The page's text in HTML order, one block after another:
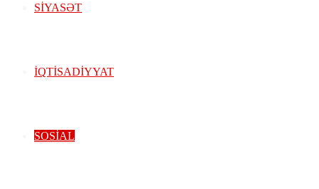
SIYASƏT
İQTISADIYYAT
SOSIAL